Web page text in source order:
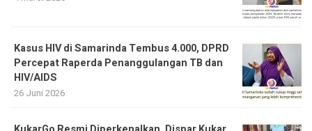
Kasus HIV di Samarinda Tembus 4.000, DPRD
Percepat Raperda Penanggulangan TB dan
HIV/AIDS
26 Juni 2026